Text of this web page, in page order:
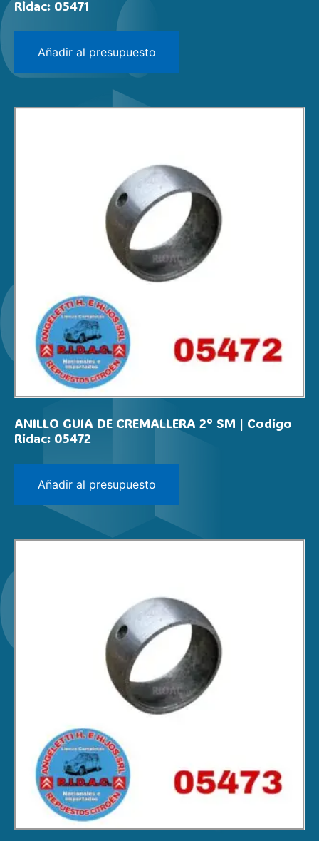
Ridac: 05471
Añadir al presupuesto
ANILLO GUIA DE CREMALLERA 2° SM | Codigo
Ridac: 05472
Añadir al presupuesto